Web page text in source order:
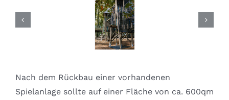
Nach dem Rückbau einer vorhandenen
Spielanlage sollte auf einer Fläche von ca. 600qm